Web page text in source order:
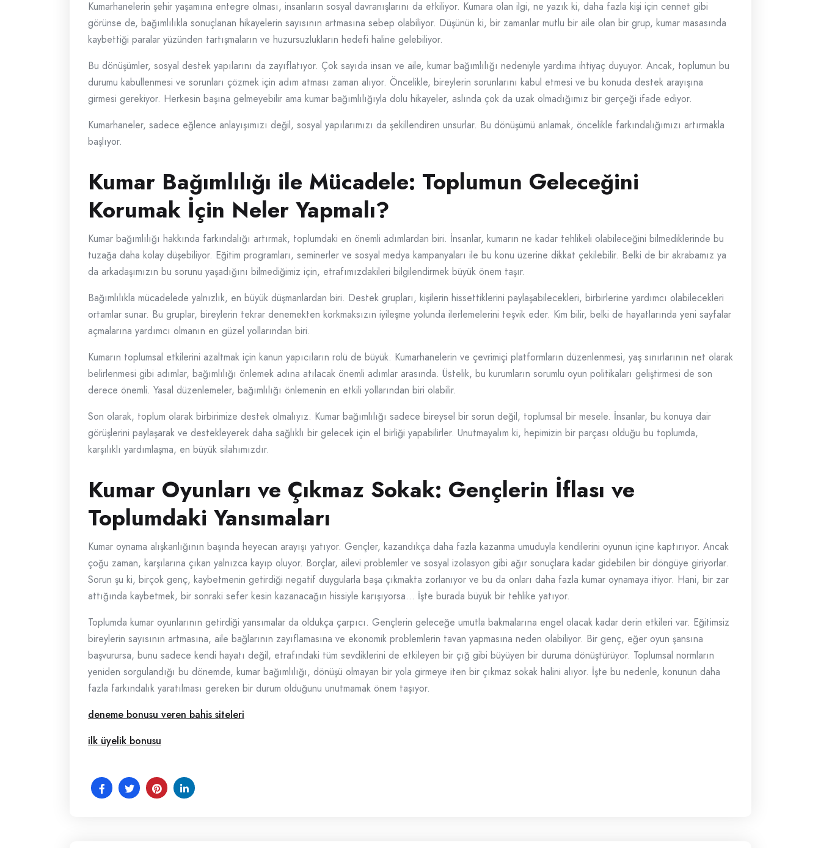
Kumarhanelerin şehir yaşamına entegre olması, insanların sosyal davranışlarını da etkiliyor. Kumara olan ilgi, ne yazık ki, daha fazla kişi için cennet gibi
görünse de, bağımlılıkla sonuçlanan hikayelerin sayısının artmasına sebep olabiliyor. Düşünün ki, bir zamanlar mutlu bir aile olan bir grup, kumar masasında
kaybettiği paralar yüzünden tartışmaların ve huzursuzlukların hedefi haline gelebiliyor.
Bu dönüşümler, sosyal destek yapılarını da zayıflatıyor. Çok sayıda insan ve aile, kumar bağımlılığı nedeniyle yardıma ihtiyaç duyuyor. Ancak, toplumun bu
durumu kabullenmesi ve sorunları çözmek için adım atması zaman alıyor. Öncelikle, bireylerin sorunlarını kabul etmesi ve bu konuda destek arayışına
girmesi gerekiyor. Herkesin başına gelmeyebilir ama kumar bağımlılığıyla dolu hikayeler, aslında çok da uzak olmadığımız bir gerçeği ifade ediyor.
Kumarhaneler, sadece eğlence anlayışımızı değil, sosyal yapılarımızı da şekillendiren unsurlar. Bu dönüşümü anlamak, öncelikle farkındalığımızı artırmakla
başlıyor.
Kumar Bağımlılığı ile Mücadele: Toplumun Geleceğini
Korumak İçin Neler Yapmalı?
Kumar bağımlılığı hakkında farkındalığı artırmak, toplumdaki en önemli adımlardan biri. İnsanlar, kumarın ne kadar tehlikeli olabileceğini bilmediklerinde bu
tuzağa daha kolay düşebiliyor. Eğitim programları, seminerler ve sosyal medya kampanyaları ile bu konu üzerine dikkat çekilebilir. Belki de bir akrabamız ya
da arkadaşımızın bu sorunu yaşadığını bilmediğimiz için, etrafımızdakileri bilgilendirmek büyük önem taşır.
Bağımlılıkla mücadelede yalnızlık, en büyük düşmanlardan biri. Destek grupları, kişilerin hissettiklerini paylaşabilecekleri, birbirlerine yardımcı olabilecekleri
ortamlar sunar. Bu gruplar, bireylerin tekrar denemekten korkmaksızın iyileşme yolunda ilerlemelerini teşvik eder. Kim bilir, belki de hayatlarında yeni sayfalar
açmalarına yardımcı olmanın en güzel yollarından biri.
Kumarın toplumsal etkilerini azaltmak için kanun yapıcıların rolü de büyük. Kumarhanelerin ve çevrimiçi platformların düzenlenmesi, yaş sınırlarının net olarak
belirlenmesi gibi adımlar, bağımlılığı önlemek adına atılacak önemli adımlar arasında. Üstelik, bu kurumların sorumlu oyun politikaları geliştirmesi de son
derece önemli. Yasal düzenlemeler, bağımlılığı önlemenin en etkili yollarından biri olabilir.
Son olarak, toplum olarak birbirimize destek olmalıyız. Kumar bağımlılığı sadece bireysel bir sorun değil, toplumsal bir mesele. İnsanlar, bu konuya dair
görüşlerini paylaşarak ve destekleyerek daha sağlıklı bir gelecek için el birliği yapabilirler. Unutmayalım ki, hepimizin bir parçası olduğu bu toplumda,
karşılıklı yardımlaşma, en büyük silahımızdır.
Kumar Oyunları ve Çıkmaz Sokak: Gençlerin İflası ve
Toplumdaki Yansımaları
Kumar oynama alışkanlığının başında heyecan arayışı yatıyor. Gençler, kazandıkça daha fazla kazanma umuduyla kendilerini oyunun içine kaptırıyor. Ancak
çoğu zaman, karşılarına çıkan yalnızca kayıp oluyor. Borçlar, ailevi problemler ve sosyal izolasyon gibi ağır sonuçlara kadar gidebilen bir döngüye giriyorlar.
Sorun şu ki, birçok genç, kaybetmenin getirdiği negatif duygularla başa çıkmakta zorlanıyor ve bu da onları daha fazla kumar oynamaya itiyor. Hani, bir zar
attığında kaybetmek, bir sonraki sefer kesin kazanacağın hissiyle karışıyorsa… İşte burada büyük bir tehlike yatıyor.
Toplumda kumar oyunlarının getirdiği yansımalar da oldukça çarpıcı. Gençlerin geleceğe umutla bakmalarına engel olacak kadar derin etkileri var. Eğitimsiz
bireylerin sayısının artmasına, aile bağlarının zayıflamasına ve ekonomik problemlerin tavan yapmasına neden olabiliyor. Bir genç, eğer oyun şansına
başvurursa, bunu sadece kendi hayatı değil, etrafındaki tüm sevdiklerini de etkileyen bir çığ gibi büyüyen bir duruma dönüştürüyor. Toplumsal normların
yeniden sorgulandığı bu dönemde, kumar bağımlılığı, dönüşü olmayan bir yola girmeye iten bir çıkmaz sokak halini alıyor. İşte bu nedenle, konunun daha
fazla farkındalık yaratılması gereken bir durum olduğunu unutmamak önem taşıyor.
deneme bonusu veren bahis siteleri
ilk üyelik bonusu